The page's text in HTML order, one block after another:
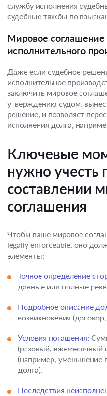
службу исполнения
судебные тяжбы по
Мировое соглашение
исполнительного
Даже если судебное
исполнительное
заключить мировое
утверждению судом,
решение, и позволяет
исполнения долга,
Ключевые
нужно учесть
составлении
соглашения
Чтобы ваше мировое
legally enforceable, оно
элементы:
Точное определение
данные или полные
Подробное описание
возникновения
Условия погашения:
(разовый, ежемесячный
(например, уменьшение
долга).
Последствия